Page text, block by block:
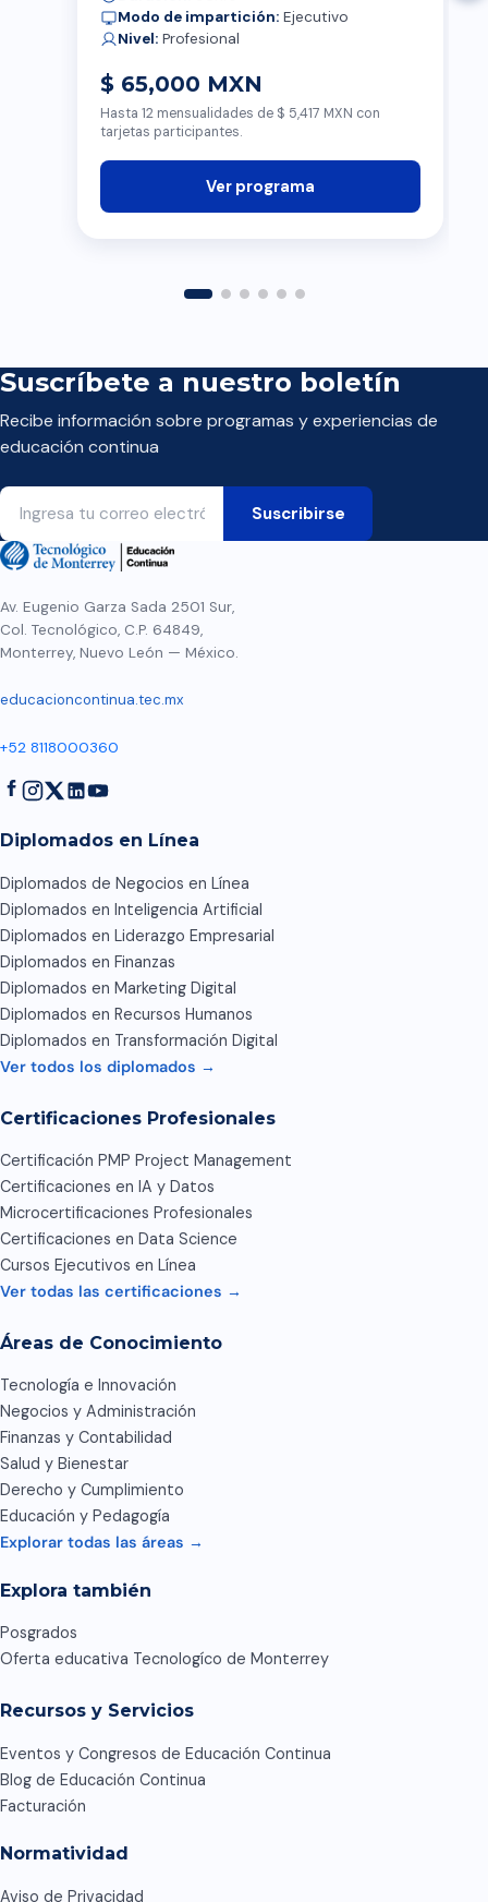
Modo de impartición:Ejecutivo
Nivel:Profesional
$ 65,000 MXN
Hasta 12 mensualidades de $ 5,417 MXN con
tarjetas participantes.
Ver programa
Suscríbete a nuestro boletín
Recibe información sobre programas y experiencias de
educación continua
Av. Eugenio Garza Sada 2501 Sur,
Col. Tecnológico, C.P. 64849,
Monterrey, Nuevo León — México.
educacioncontinua.tec.mx
+52 8118000360
Diplomados en Línea
Diplomados de Negocios en Línea
Diplomados en Inteligencia Artificial
Diplomados en Liderazgo Empresarial
Diplomados en Finanzas
Diplomados en Marketing Digital
Diplomados en Recursos Humanos
Diplomados en Transformación Digital
Ver todos los diplomados →
Certificaciones Profesionales
Certificación PMP Project Management
Certificaciones en IA y Datos
Microcertificaciones Profesionales
Certificaciones en Data Science
Cursos Ejecutivos en Línea
Ver todas las certificaciones →
Áreas de Conocimiento
Tecnología e Innovación
Negocios y Administración
Finanzas y Contabilidad
Salud y Bienestar
Derecho y Cumplimiento
Educación y Pedagogía
Explorar todas las áreas →
Explora también
Posgrados
Oferta educativa Tecnologíco de Monterrey
Recursos y Servicios
Eventos y Congresos de Educación Continua
Blog de Educación Continua
Facturación
Normatividad
Aviso de Privacidad